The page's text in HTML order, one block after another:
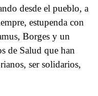
desde el pueblo, a
estupenda con
Borges y un
de Salud que han
ser solidarios,